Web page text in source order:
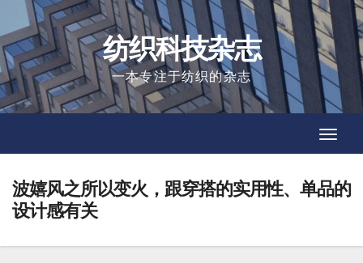
to
content
纺织科技杂志
一本专注于纺织的杂志
波嬉风之所以变火，跟穿搭的实用性、单品的
设计感有关